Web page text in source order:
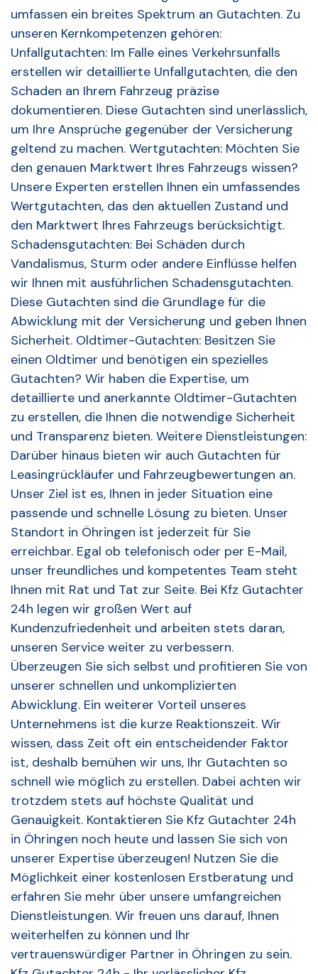
umfassen ein breites Spektrum an Gutachten. Zu
unseren Kernkompetenzen gehören:
Unfallgutachten: Im Falle eines Verkehrsunfalls
erstellen wir detaillierte Unfallgutachten, die den
Schaden an Ihrem Fahrzeug präzise
dokumentieren. Diese Gutachten sind unerlässlich,
um Ihre Ansprüche gegenüber der Versicherung
geltend zu machen. Wertgutachten: Möchten Sie
den genauen Marktwert Ihres Fahrzeugs wissen?
Unsere Experten erstellen Ihnen ein umfassendes
Wertgutachten, das den aktuellen Zustand und
den Marktwert Ihres Fahrzeugs berücksichtigt.
Schadensgutachten: Bei Schäden durch
Vandalismus, Sturm oder andere Einflüsse helfen
wir Ihnen mit ausführlichen Schadensgutachten.
Diese Gutachten sind die Grundlage für die
Abwicklung mit der Versicherung und geben Ihnen
Sicherheit. Oldtimer-Gutachten: Besitzen Sie
einen Oldtimer und benötigen ein spezielles
Gutachten? Wir haben die Expertise, um
detaillierte und anerkannte Oldtimer-Gutachten
zu erstellen, die Ihnen die notwendige Sicherheit
und Transparenz bieten. Weitere Dienstleistungen:
Darüber hinaus bieten wir auch Gutachten für
Leasingrückläufer und Fahrzeugbewertungen an.
Unser Ziel ist es, Ihnen in jeder Situation eine
passende und schnelle Lösung zu bieten. Unser
Standort in Öhringen ist jederzeit für Sie
erreichbar. Egal ob telefonisch oder per E-Mail,
unser freundliches und kompetentes Team steht
Ihnen mit Rat und Tat zur Seite. Bei Kfz Gutachter
24h legen wir großen Wert auf
Kundenzufriedenheit und arbeiten stets daran,
unseren Service weiter zu verbessern.
Überzeugen Sie sich selbst und profitieren Sie von
unserer schnellen und unkomplizierten
Abwicklung. Ein weiterer Vorteil unseres
Unternehmens ist die kurze Reaktionszeit. Wir
wissen, dass Zeit oft ein entscheidender Faktor
ist, deshalb bemühen wir uns, Ihr Gutachten so
schnell wie möglich zu erstellen. Dabei achten wir
trotzdem stets auf höchste Qualität und
Genauigkeit. Kontaktieren Sie Kfz Gutachter 24h
in Öhringen noch heute und lassen Sie sich von
unserer Expertise überzeugen! Nutzen Sie die
Möglichkeit einer kostenlosen Erstberatung und
erfahren Sie mehr über unsere umfangreichen
Dienstleistungen. Wir freuen uns darauf, Ihnen
weiterhelfen zu können und Ihr
vertrauenswürdiger Partner in Öhringen zu sein.